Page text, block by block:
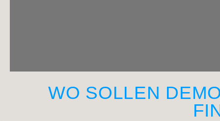
WO SOLLEN